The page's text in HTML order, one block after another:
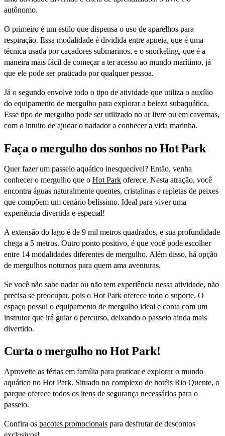
autônomo.
O primeiro é um estilo que dispensa o uso de aparelhos para
respiração. Essa modalidade é dividida entre apneia, que é uma
técnica usada por caçadores submarinos, e o snorkeling, que é a
maneira mais fácil de começar a ter acesso ao mundo marítimo, já
que ele pode ser praticado por qualquer pessoa.
Já o segundo envolve todo o tipo de atividade que utiliza o auxílio
do equipamento de mergulho para explorar a beleza subaquática.
Esse tipo de mergulho pode ser utilizado no ar livre ou em cavernas,
com o intuito de ajudar o nadador a conhecer a vida marinha.
Faça o mergulho dos sonhos no Hot Park
Quer fazer um passeio aquático inesquecível? Então, venha
conhecer o mergulho que o Hot Park oferece. Nesta atração, você
encontra águas naturalmente quentes, cristalinas e repletas de peixes
que compõem um cenário belíssimo. Ideal para viver uma
experiência divertida e especial!
A extensão do lago é de 9 mil metros quadrados, e sua profundidade
chega a 5 metros. Outro ponto positivo, é que você pode escolher
entre 14 modalidades diferentes de mergulho. Além disso, há opção
de mergulhos noturnos para quem ama aventuras.
Se você não sabe nadar ou não tem experiência nessa atividade, não
precisa se preocupar, pois o Hot Park oferece todo o suporte. O
espaço possui o equipamento de mergulho ideal e conta com um
instrutor que irá guiar o percurso, deixando o passeio ainda mais
divertido.
Curta o mergulho no Hot Park!
Aproveite as férias em família para praticar e explorar o mundo
aquático no Hot Park. Situado no complexo de hotéis Rio Quente, o
parque oferece todos os itens de segurança necessários para o
passeio.
Confira os pacotes promocionais para desfrutar de descontos